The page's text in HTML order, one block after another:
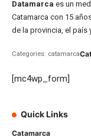
Datamarca es un
Catamarca con 15
de la provincia, el país
Categories: catamarca
[mc4wp_form]
Quick Links
Catamarca